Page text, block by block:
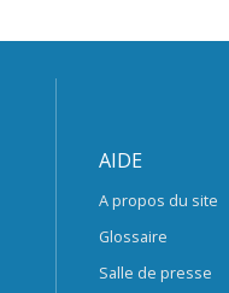
AIDE
A propos du site
Glossaire
Salle de presse